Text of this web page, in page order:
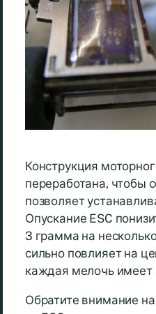
Конструкция
переработана, чтобы
позволяет
Опускание ESC
3 грамма на
сильно повлияет на
каждая мелочь имеет
Обратите внимание